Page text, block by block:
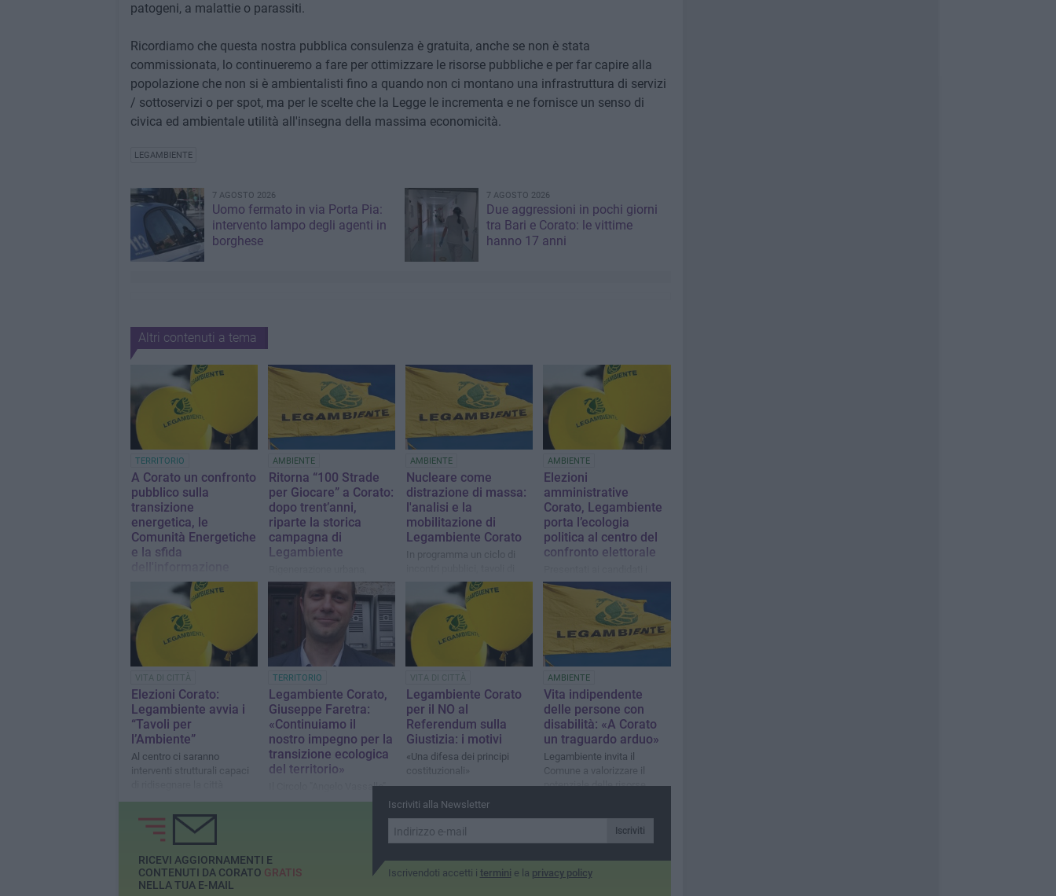
patogeni, a malattie o parassiti.
Ricordiamo che questa nostra pubblica consulenza è gratuita, anche se non è stata
commissionata, lo continueremo a fare per ottimizzare le risorse pubbliche e per far capire alla
popolazione che non si è ambientalisti fino a quando non ci montano una infrastruttura di servizi
/ sottoservizi o per spot, ma per le scelte che la Legge le incrementa e ne fornisce un senso di
civica ed ambientale utilità all'insegna della massima economicità.
LEGAMBIENTE
7 AGOSTO 2026
Uomo fermato in via Porta Pia:
intervento lampo degli agenti in
borghese
7 AGOSTO 2026
Due aggressioni in pochi giorni
tra Bari e Corato: le vittime
hanno 17 anni
Altri contenuti a tema
TERRITORIO
A Corato un confronto
pubblico sulla
transizione
energetica, le
Comunità Energetiche
e la sfida
In programma il 31 luglio,
dibattito promosso da
Legambiente
AMBIENTE
Ritorna “100 Strade
per Giocare” a Corato:
dopo trent’anni,
riparte la storica
campagna di
Legambiente
coesione sociale e
sostenibilità: il Circolo
"Angelo Vassallo" restituisce
gli spazi aperti a bambini e
famiglie
AMBIENTE
Nucleare come
distrazione di massa:
l'analisi e la
mobilitazione di
Legambiente Corato
In programma un ciclo di
confronto e dibattiti per
disegnare insieme una
transizione ecologica ed
economica
AMBIENTE
Elezioni
amministrative
Corato, Legambiente
porta l’ecologia
politica al centro del
confronto elettorale
sette punti per una città
sostenibile. Concluso il ciclo
di incontri con Zona, De
Benedittis, Testino, e
Adduci.
VITA DI CITTÀ
Elezioni Corato:
Legambiente avvia i
“Tavoli per
l’Ambiente”
Al centro ci saranno
interventi strutturali capaci
TERRITORIO
Legambiente Corato,
Giuseppe Faretra:
«Continuiamo il
nostro impegno per la
transizione ecologica
del territorio»
Il Circolo "Angelo Vassallo"
traccia le nuove sfide dopo
VITA DI CITTÀ
Legambiente Corato
per il NO al
Referendum sulla
Giustizia: i motivi
«Una difesa dei principi
costituzionali»
AMBIENTE
Vita indipendente
delle persone con
disabilità: «A Corato
un traguardo arduo»
Legambiente invita il
Comune a valorizzare il
potenziale delle risorse
Iscriviti alla Newsletter
Iscriviti
Iscrivendoti accetti i termini e la privacy policy
RICEVI AGGIORNAMENTI E
CONTENUTI DA CORATO GRATIS
NELLA TUA E-MAIL